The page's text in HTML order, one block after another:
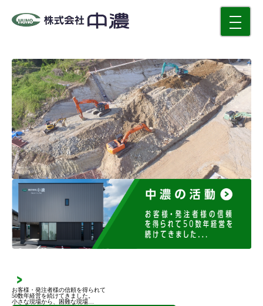
toggle
お客様・発注者様の信頼を得られて
50数年経営を続けてきました。
小さな現場から、困難な現場…